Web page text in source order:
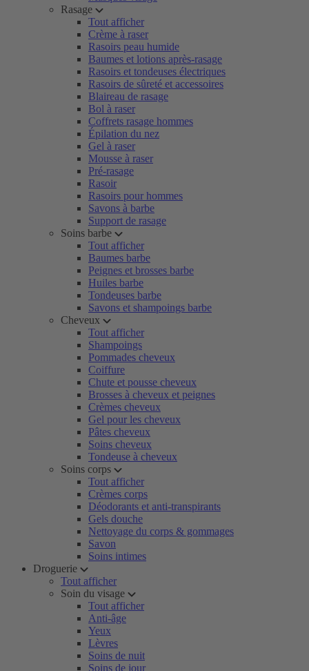
Rasage
Tout afficher
Crème à raser
Rasoirs peau humide
Baumes et lotions après-rasage
Rasoirs et tondeuses électriques
Rasoirs de sûreté et accessoires
Blaireau de rasage
Bol à raser
Coffrets rasage hommes
Épilation du nez
Gel à raser
Mousse à raser
Pré-rasage
Rasoir
Rasoirs pour hommes
Savons à barbe
Support de rasage
Soins barbe
Tout afficher
Baumes barbe
Peignes et brosses barbe
Huiles barbe
Tondeuses barbe
Savons et shampoings barbe
Cheveux
Tout afficher
Shampoings
Pommades cheveux
Coiffure
Chute et pousse cheveux
Brosses à cheveux et peignes
Crèmes cheveux
Gel pour les cheveux
Pâtes cheveux
Soins cheveux
Tondeuse à cheveux
Soins corps
Tout afficher
Crèmes corps
Déodorants et anti-transpirants
Gels douche
Nettoyage du corps & gommages
Savon
Soins intimes
Droguerie
Tout afficher
Soin du visage
Tout afficher
Anti-âge
Yeux
Lèvres
Soins de nuit
Soins de jour